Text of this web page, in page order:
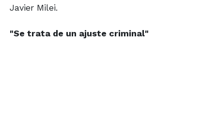
Javier Milei.
"Se trata de un ajuste criminal"